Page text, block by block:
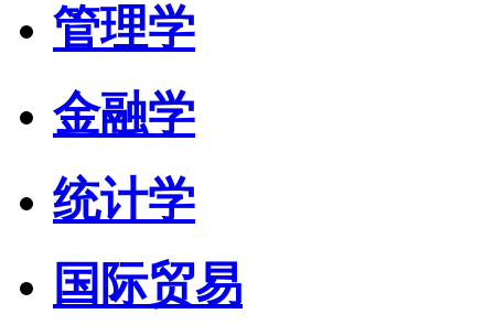
管理学
金融学
统计学
国际贸易